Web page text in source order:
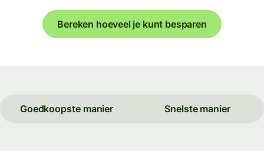
Bereken hoeveel je kunt besparen
Goedkoopste manier Snelste manier